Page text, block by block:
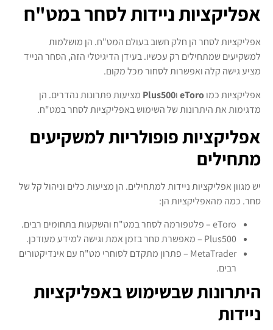
אפליקציות ניידות לסחר במט"ח
אפליקציות לסחר הן חלק חשוב בעולם המט"ח. הן מושלמות
למשקיעים שמתחילים רק עכשיו. בעידן הדיגיטלי הזה, הסחר הנייד
מציע גישה קלה ואפשרות לסחור מכל מקום.
אפליקציות כמוeToroוPlus500 מציעות פתרונות נהדרים. הן
מדגימות את היתרונות של השימוש באפליקציות לסחר במט"ח.
אפליקציות פופולריות למשקיעים
מתחילים
יש מגוון אפליקציות ניידות למתחילים. הן מציעות כלים וניהול קל של
סחר. כמה מהאפליקציות הן:
eToro – פלטפורמה לסחר במט"ח והשקעות בתחומים רבים.
Plus500 – מאפשרת סחר בזמן אמת וגישה למידע מעודכן.
MetaTrader – פתרון מתקדם לסוחרי מט"ח עם אינדיקטורים
רבים.
היתרונות שבשימוש באפליקציות
ניידות